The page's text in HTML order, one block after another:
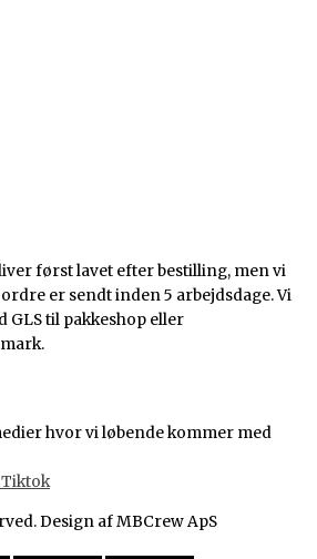
først lavet efter bestilling, men vi
er sendt inden 5 arbejdsdage. Vi
GLS til pakkeshop eller
hvor vi løbende kommer med
Tiktok
Design af MBCrew ApS